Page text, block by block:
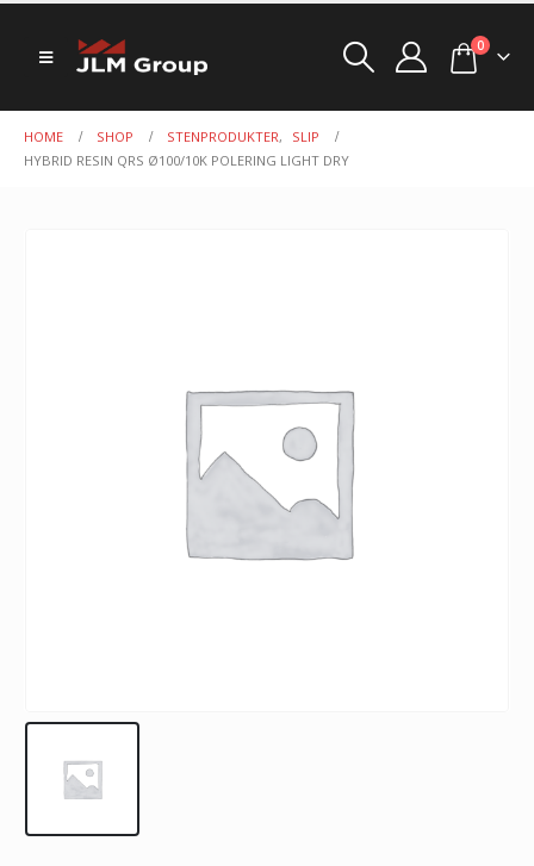
0
HOME SHOP STENPRODUKTER,
SLIP
HYBRID RESIN QRS Ø100/10K POLERING LIGHT DRY